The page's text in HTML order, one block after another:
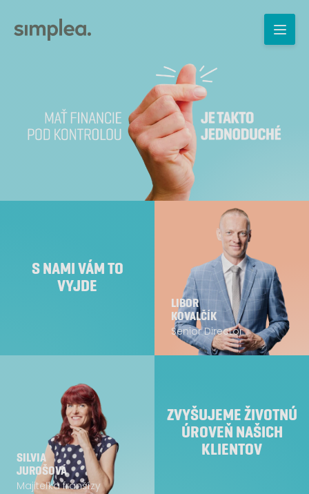
S NAMI VÁM TO
VYJDE
LIBOR
KOVALČÍK
Senior Director
SILVIA
JUROŠOVÁ
Majiteľka franšízy
ZVYŠUJEME ŽIVOTNÚ
ÚROVEŇ NAŠICH
KLIENTOV